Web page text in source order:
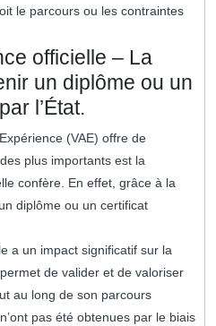
le parcours ou les contraintes
officielle – La
un diplôme ou un
l’État.
(VAE) offre de
plus importants est la
confère. En effet, grâce à la
diplôme ou un certificat
a un impact significatif sur la
de valider et de valoriser
au long de son parcours
pas été obtenues par le biais